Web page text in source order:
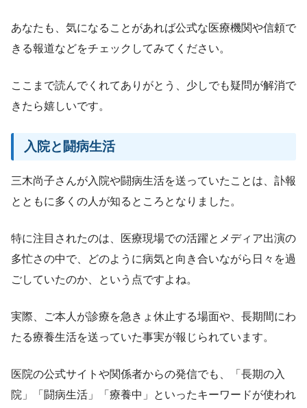
あなたも、気になることがあれば公式な医療機関や信頼で
きる報道などをチェックしてみてください。
ここまで読んでくれてありがとう、少しでも疑問が解消で
きたら嬉しいです。
入院と闘病生活
三木尚子さんが入院や闘病生活を送っていたことは、訃報
とともに多くの人が知るところとなりました。
特に注目されたのは、医療現場での活躍とメディア出演の
多忙さの中で、どのように病気と向き合いながら日々を過
ごしていたのか、という点ですよね。
実際、ご本人が診療を急きょ休止する場面や、長期間にわ
たる療養生活を送っていた事実が報じられています。
医院の公式サイトや関係者からの発信でも、「長期の入
院」「闘病生活」「療養中」といったキーワードが使われ